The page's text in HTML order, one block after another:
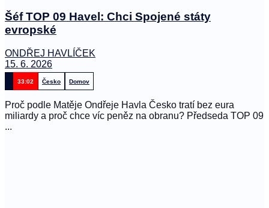
Šéf TOP 09 Havel: Chci Spojené státy
evropské
ONDŘEJ HAVLÍČEK
15. 6. 2026
33:02 Česko Domov
Proč podle Matěje Ondřeje Havla Česko tratí bez eura
miliardy a proč chce víc peněz na obranu? Předseda TOP 09
...